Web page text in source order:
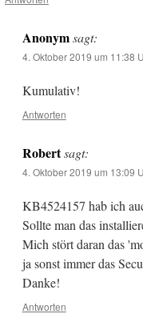
Anonym sagt:
4. Oktober 2019 um 11:38
Kumulativ!
Antworten
Robert sagt:
4. Oktober 2019 um 13:09
KB4524157 hab ich
Sollte man das
Mich stört daran das
ja sonst immer das
Danke!
Antworten